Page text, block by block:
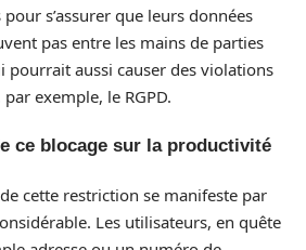
s’assurer que leurs données
pas entre les mains de parties
pourrait aussi causer des violations
exemple, le RGPD.
ce blocage sur la productivité
cette restriction se manifeste par
Les utilisateurs, en quête